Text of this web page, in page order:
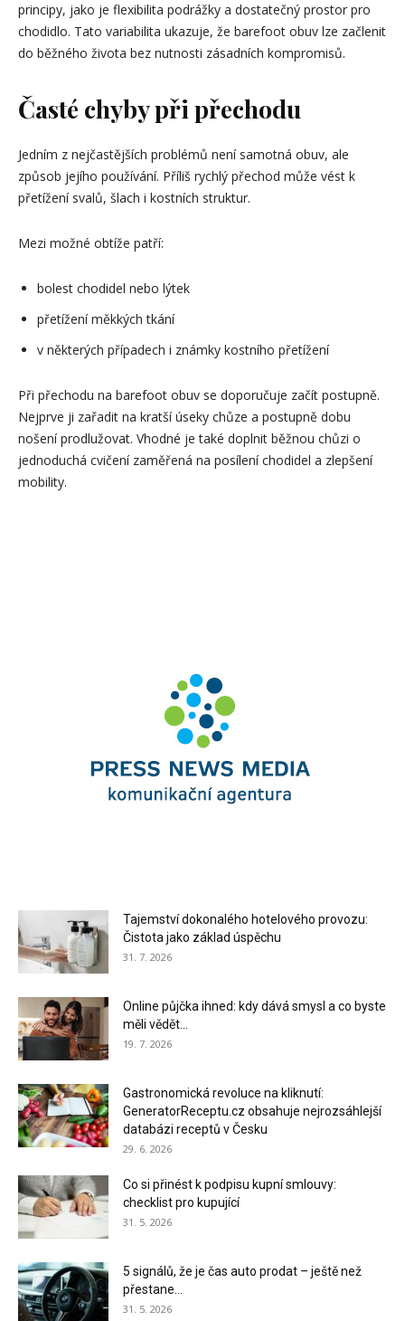
principy, jako je flexibilita podrážky a dostatečný prostor pro
chodidlo. Tato variabilita ukazuje, že barefoot obuv lze začlenit
do běžného života bez nutnosti zásadních kompromisů.
Časté chyby při přechodu
Jedním z nejčastějších problémů není samotná obuv, ale
způsob jejího používání. Příliš rychlý přechod může vést k
přetížení svalů, šlach i kostních struktur.
Mezi možné obtíže patří:
bolest chodidel nebo lýtek
přetížení měkkých tkání
v některých případech i známky kostního přetížení
Při přechodu na barefoot obuv se doporučuje začít postupně.
Nejprve ji zařadit na kratší úseky chůze a postupně dobu
nošení prodlužovat. Vhodné je také doplnit běžnou chůzi o
jednoduchá cvičení zaměřená na posílení chodidel a zlepšení
mobility.
Tajemství dokonalého hotelového provozu:
Čistota jako základ úspěchu
31. 7. 2026
Online půjčka ihned: kdy dává smysl a co byste
měli vědět...
19. 7. 2026
Gastronomická revoluce na kliknutí:
GeneratorReceptu.cz obsahuje nejrozsáhlejší
databázi receptů v Česku
29. 6. 2026
Co si přinést k podpisu kupní smlouvy:
checklist pro kupující
31. 5. 2026
5 signálů, že je čas auto prodat – ještě než
přestane...
31. 5. 2026